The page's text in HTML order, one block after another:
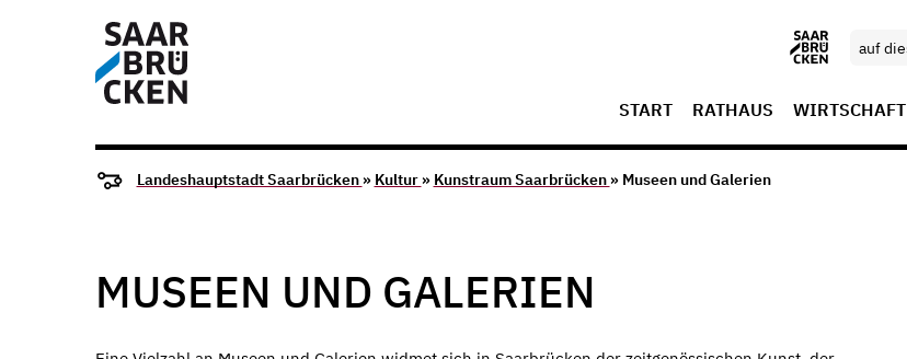
START RATHAUS WIRTSCHAFT
Landeshauptstadt Saarbrücken » Kultur » Kunstraum Saarbrücken » Museen und Galerien
MUSEEN UND GALERIEN